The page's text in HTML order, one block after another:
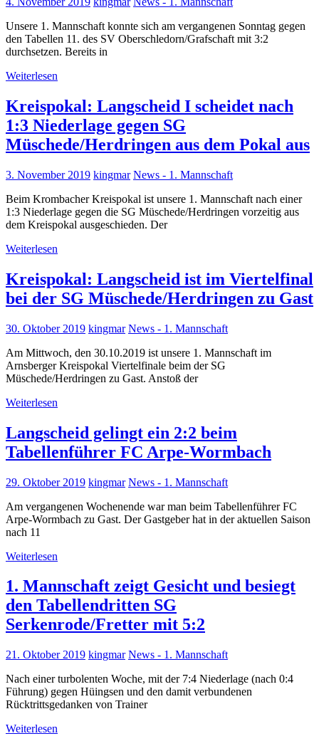
Unsere 1. Mannschaft konnte sich am vergangenen Sonntag gegen
den Tabellen 11. des SV Oberschledorn/Grafschaft mit 3:2
durchsetzen. Bereits in
Weiterlesen
Kreispokal: Langscheid I scheidet nach
1:3 Niederlage gegen SG
Müschede/Herdringen aus dem Pokal aus
3. November 2019 kingmar News - 1. Mannschaft
Beim Krombacher Kreispokal ist unsere 1. Mannschaft nach einer
1:3 Niederlage gegen die SG Müschede/Herdringen vorzeitig aus
dem Kreispokal ausgeschieden. Der
Weiterlesen
Kreispokal: Langscheid ist im Viertelfinal
bei der SG Müschede/Herdringen zu Gast
30. Oktober 2019 kingmar News - 1. Mannschaft
Am Mittwoch, den 30.10.2019 ist unsere 1. Mannschaft im
Arnsberger Kreispokal Viertelfinale beim der SG
Müschede/Herdringen zu Gast. Anstoß der
Weiterlesen
Langscheid gelingt ein 2:2 beim
Tabellenführer FC Arpe-Wormbach
29. Oktober 2019 kingmar News - 1. Mannschaft
Am vergangenen Wochenende war man beim Tabellenführer FC
Arpe-Wormbach zu Gast. Der Gastgeber hat in der aktuellen Saison
nach 11
Weiterlesen
1. Mannschaft zeigt Gesicht und besiegt
den Tabellendritten SG
Serkenrode/Fretter mit 5:2
21. Oktober 2019 kingmar News - 1. Mannschaft
Nach einer turbolenten Woche, mit der 7:4 Niederlage (nach 0:4
Führung) gegen Hüingsen und den damit verbundenen
Rücktrittsgedanken von Trainer
Weiterlesen